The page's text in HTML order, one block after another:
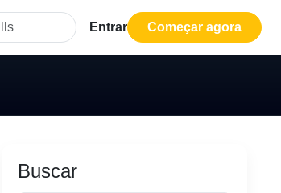
Entrar Começar agora
Buscar